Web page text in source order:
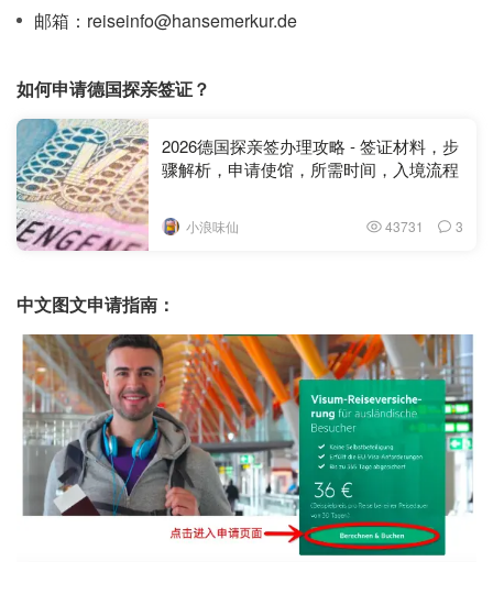
邮箱：reiseinfo@hansemerkur.de
如何申请德国探亲签证？
2026德国探亲签办理攻略 - 签证材料，步
骤解析，申请使馆，所需时间，入境流程
小浪味仙 43731 3
中文图文申请指南：